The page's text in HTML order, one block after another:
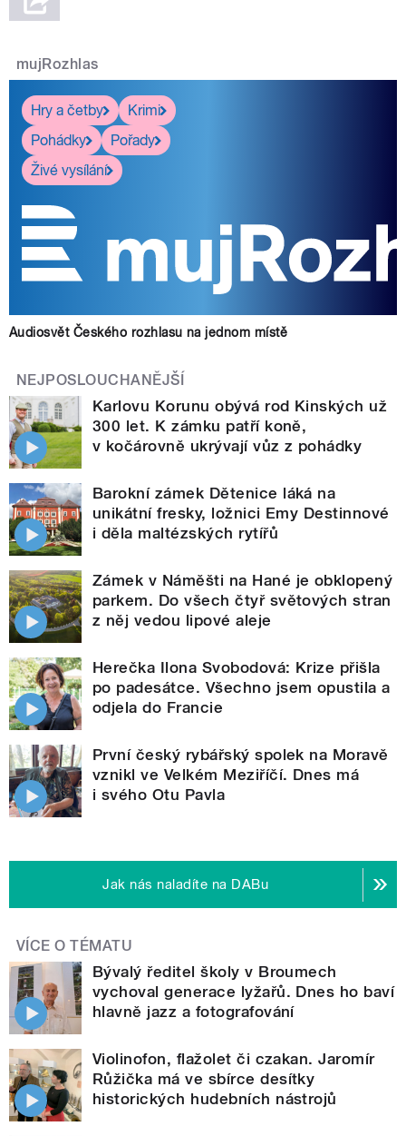
mujRozhlas
Hry a četby
Krimi
Pohádky
Pořady
Živé vysílání
Audiosvět Českého rozhlasu na jednom místě
NEJPOSLOUCHANĚJŠÍ
Karlovu Korunu obývá rod Kinských už
300 let. K zámku patří koně,
v kočárovně ukrývají vůz z pohádky
Barokní zámek Dětenice láká na
unikátní fresky, ložnici Emy Destinnové
i děla maltézských rytířů
Zámek v Náměšti na Hané je obklopený
parkem. Do všech čtyř světových stran
z něj vedou lipové aleje
Herečka Ilona Svobodová: Krize přišla
po padesátce. Všechno jsem opustila a
odjela do Francie
První český rybářský spolek na Moravě
vznikl ve Velkém Meziříčí. Dnes má
i svého Otu Pavla
Jak nás naladíte na DABu
VÍCE O TÉMATU
Bývalý ředitel školy v Broumech
vychoval generace lyžařů. Dnes ho baví
hlavně jazz a fotografování
Violinofon, flažolet či czakan. Jaromír
Růžička má ve sbírce desítky
historických hudebních nástrojů